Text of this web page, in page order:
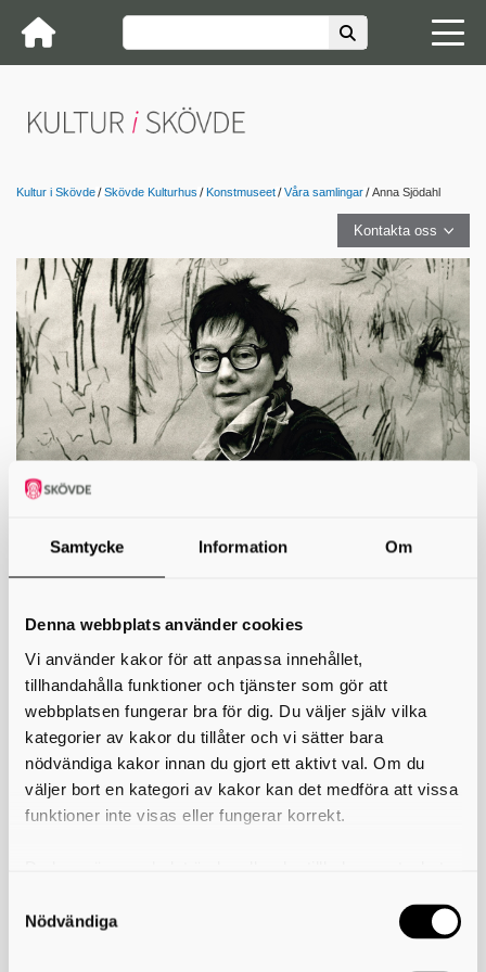
Samtycke Information Om
Denna webbplats använder cookies
Vi använder kakor för att anpassa innehållet,
tillhandahålla funktioner och tjänster som gör att
webbplatsen fungerar bra för dig. Du väljer själv vilka
kategorier av kakor du tillåter och vi sätter bara
nödvändiga kakor innan du gjort ett aktivt val. Om du
väljer bort en kategori av kakor kan det medföra att vissa
funktioner inte visas eller fungerar korrekt.
användning av kakor som du hittar längst ner på sidan
Nödvändiga
Kultur i Skövde Skövde Kulturhus Konstmuseet Våra samlingar Anna Sjödahl
Kontakta oss
Anna Sjödahl
Anna Sjödahl (1934-2001)
Under det feministiska mottot Det personliga är politiskt är Anna
och målningar synliggör hon med tydlig skärpa patriarkala
konstnär, ensamstående mamma till fyra barn, som älskare och som
människa? Utifrån henne själv, utforskar Anna Sjödahl frågor kring
kvinnliga erfa-renheter och sexualitet. Genom sin konst ifrågasätter
hon samhällets sociala regler och sätter fingret på många frågor som
tyvärr är lika aktuella än i idag.
Läs mer>
Skriv ut
Kontakta oss